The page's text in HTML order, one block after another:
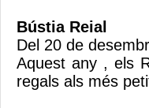
Bústia Reial
Del 20 de
Aquest any , els
regals als més